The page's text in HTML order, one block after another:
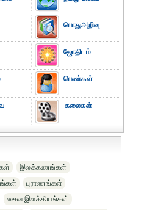
பொதுஅறிவு
ஜோதிடம்
பெண்கள்
கலைகள்
இலக்கணங்கள்
புராணங்கள்
சைவ இலக்கியங்கள்